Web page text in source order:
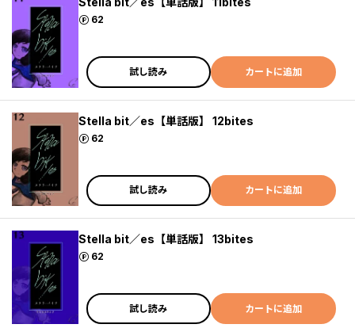
62
ポイント
試し読み カートに追加
Stella bit／es【単話版】 12bites
62
ポイント
試し読み カートに追加
Stella bit／es【単話版】 13bites
62
ポイント
試し読み カートに追加